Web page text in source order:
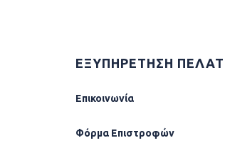
ΕΞΥΠΗΡΕΤΗΣΗ
Επικοινωνία
Φόρµα Επιστροφών